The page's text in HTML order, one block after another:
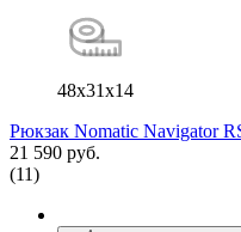
48x31x14
Рюкзак Nomatic Navigator
21 590 руб.
(11)